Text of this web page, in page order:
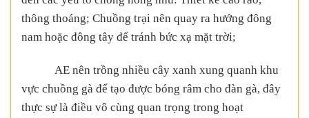
thông thoáng; Chuồng trại nên quay ra hướng đông
nam hoặc đông tây để tránh bức xạ mặt trời;
AE nên trồng nhiều cây xanh xung quanh khu
vực chuồng gà để tạo được bóng râm cho đàn gà, đây
thực sự là điều vô cùng quan trọng trong hoạt